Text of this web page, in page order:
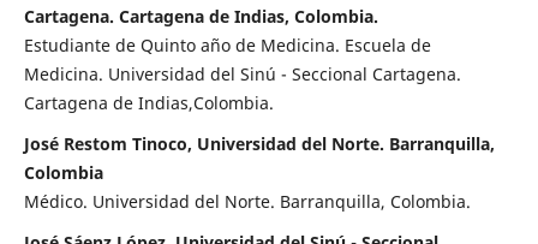
Cartagena. Cartagena de Indias, Colombia.
Estudiante de Quinto año de Medicina. Escuela de
Medicina. Universidad del Sinú - Seccional Cartagena.
Cartagena de Indias,Colombia.
José Restom Tinoco, Universidad del Norte. Barranquilla,
Colombia
Médico. Universidad del Norte. Barranquilla, Colombia.